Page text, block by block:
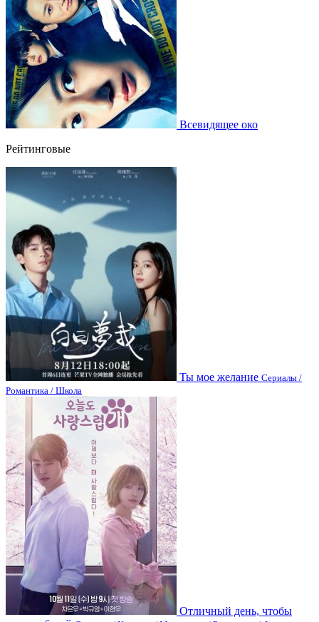
Всевидящее око
Рейтинговые
Ты мое желание Сериалы /
Романтика / Школа
Отличный день, чтобы